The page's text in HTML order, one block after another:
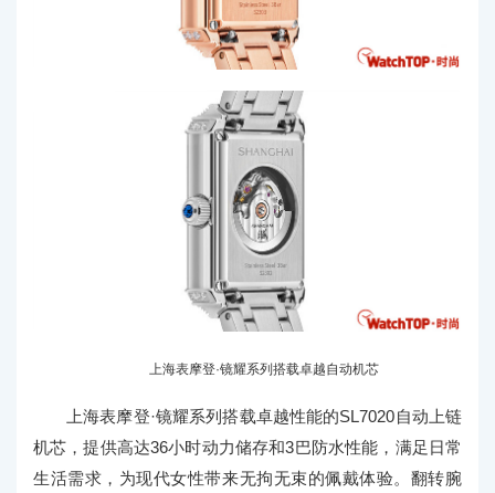
上海表摩登·镜耀系列搭载卓越自动机芯
上海表摩登·镜耀系列搭载卓越性能的SL7020自动上链
机芯，提供高达36小时动力储存和3巴防水性能，满足日常
生活需求，为现代女性带来无拘无束的佩戴体验。翻转腕